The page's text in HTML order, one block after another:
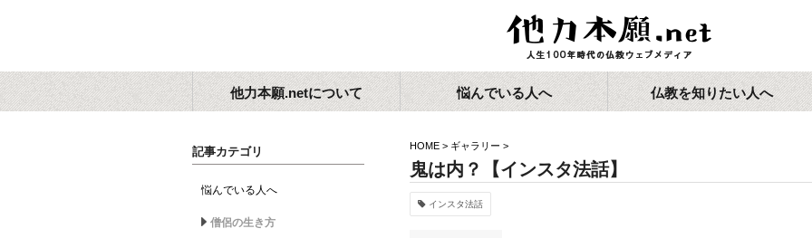
他力本願.netについて 悩んでいる人へ 仏教を知りたい人へ
HOME > ギャラリー >
鬼は内？【インスタ法話】
インスタ法話
記事カテゴリ
悩んでいる人へ
僧侶の生き方